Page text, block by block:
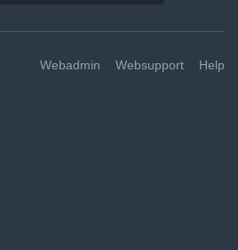
Webadmin Websupport Help